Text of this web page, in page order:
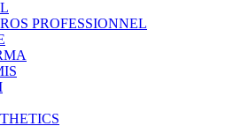
PROFESSIONNEL